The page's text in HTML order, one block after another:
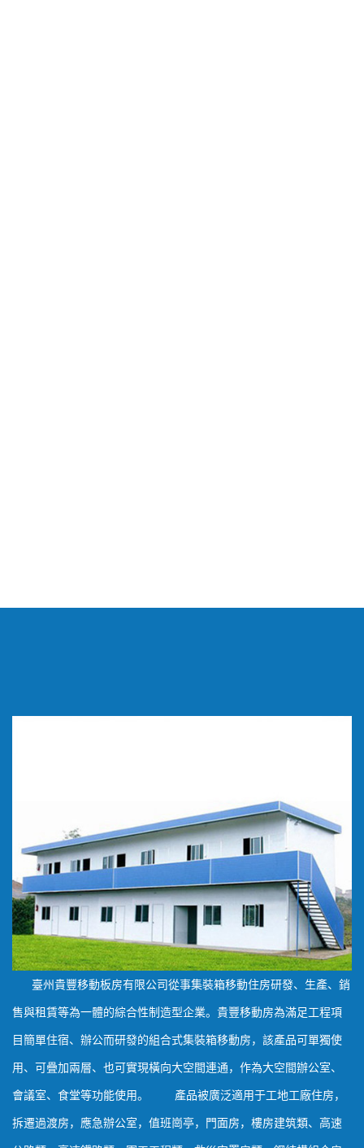
臺州貴豐移動板房有限公司從事集裝箱移動住房研發、生產、銷
售與租賃等為一體的綜合性制造型企業。貴豐移動房為滿足工程項
目簡單住宿、辦公而研發的組合式集裝箱移動房，該產品可單獨使
用、可疊加兩層、也可實現橫向大空間連通，作為大空間辦公室、
會議室、食堂等功能使用。 產品被廣泛適用于工地工廠住房，
拆遷過渡房，應急辦公室，值班崗亭，門面房，樓房建筑類、高速